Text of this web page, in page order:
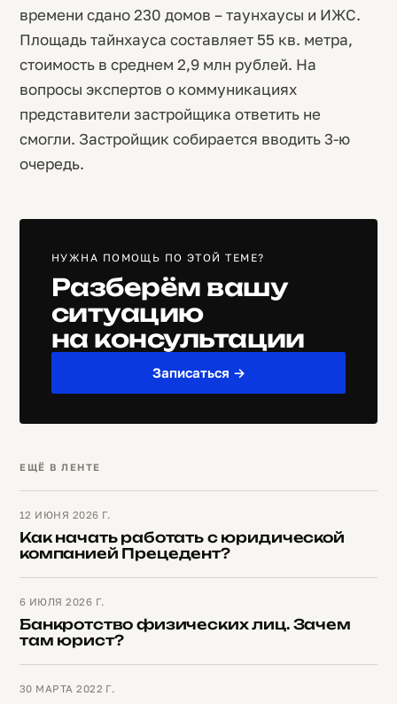
времени сдано 230 домов – таунхаусы и ИЖС.
Площадь тайнхауса составляет 55 кв. метра,
стоимость в среднем 2,9 млн рублей. На
вопросы экспертов о коммуникациях
представители застройщика ответить не
смогли. Застройщик собирается вводить 3-ю
очередь.
НУЖНА ПОМОЩЬ ПО ЭТОЙ ТЕМЕ?
Разберём вашу
ситуацию
на консультации
Записаться →
ЕЩЁ В ЛЕНТЕ
12 ИЮНЯ 2026 Г.
Как начать работать с юридической
компанией Прецедент?
6 ИЮЛЯ 2026 Г.
Банкротство физических лиц. Зачем
там юрист?
30 МАРТА 2022 Г.